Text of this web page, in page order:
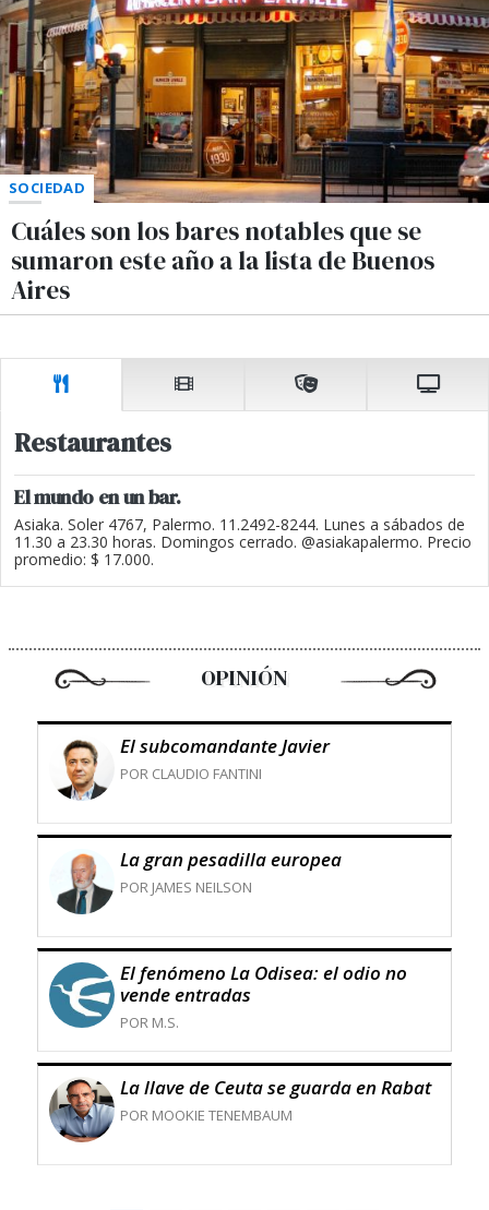
SOCIEDAD
Cuáles son los bares notables que se
sumaron este año a la lista de Buenos
Aires
Restaurantes
El mundo en un bar.
Asiaka. Soler 4767, Palermo. 11.2492-8244. Lunes a sábados de
11.30 a 23.30 horas. Domingos cerrado. @asiakapalermo. Precio
promedio: $ 17.000.
OPINIÓN
El subcomandante Javier
POR CLAUDIO FANTINI
La gran pesadilla europea
POR JAMES NEILSON
El fenómeno La Odisea: el odio no
vende entradas
POR M.S.
La llave de Ceuta se guarda en Rabat
POR MOOKIE TENEMBAUM